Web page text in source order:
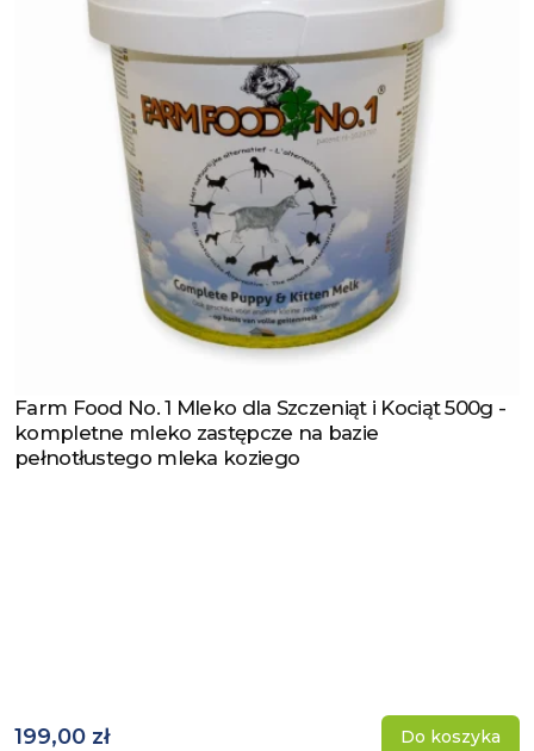
Zobacz produkt
Farm Food No. 1 Mleko dla Szczeniąt i Kociąt 500g -
kompletne mleko zastępcze na bazie
pełnotłustego mleka koziego
199,00 zł Do koszyka